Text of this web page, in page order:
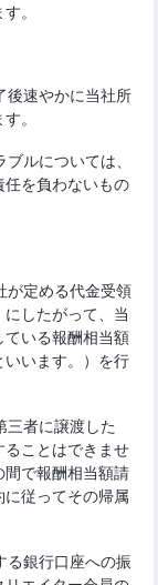
。
後速やかに当社所
。
ルについては、
任を負わないもの
が定める代金受領
したがって、当
ている報酬相当額
いいます。）を行
三者に譲渡した
ることはできませ
間で報酬相当額請
従ってその帰属
る銀行口座への振